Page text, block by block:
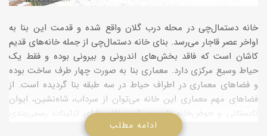
خانه دستمال‌چی در محله درب گلان واقع شده و قدمت این بنا به
اواخر عصر قاجار می‌رسد. بنای خانه دستمال‌چی از جمله خانه‌های قدیم
کاشان است که فاقد بخش‌های اندرونی و بیرونی بوده و فقط یک
حیاط وسیع مرکزی دارد. معماری بنا به صورت چهار طرف ساخت بوده
و فضاهای معماری در اطراف حیاط در سه طبقه بنا گردیده است. از
فضاهای مهم معماری این خانه می‌توان از سرداب، شاه‌نشین، ایوان
تابستانی و حوض‌خانه نام برد. این خانه دارای تزئینات رسمی‌بندی
ساده گچی در ایوان و طاقچه‌ها می‌باشد.
ادامه مطلب